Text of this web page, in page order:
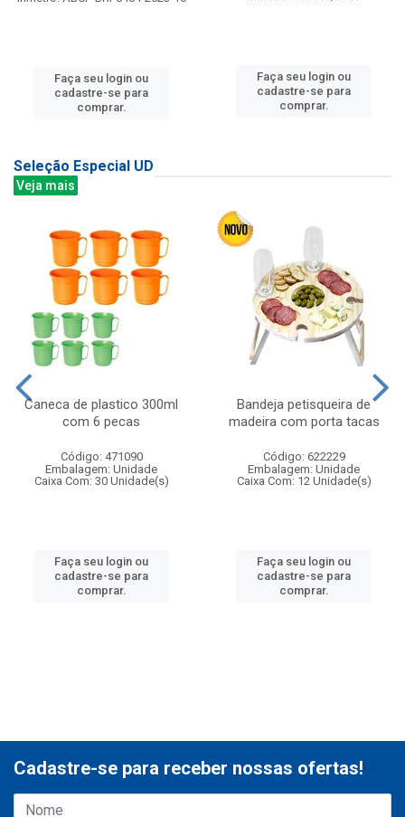
Faça seu login ou
cadastre-se para
comprar.
Faça seu login ou
cadastre-se para
comprar.
Seleção Especial UD
Veja mais
Caneca de plastico 300ml
com 6 pecas
Código: 471090
Embalagem: Unidade
Caixa Com: 30 Unidade(s)
Faça seu login ou
cadastre-se para
comprar.
Bandeja petisqueira de
madeira com porta tacas
Código: 622229
Embalagem: Unidade
Caixa Com: 12 Unidade(s)
Faça seu login ou
cadastre-se para
comprar.
Cadastre-se para receber nossas ofertas!